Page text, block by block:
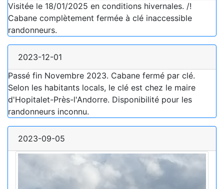
Visitée le 18/01/2025 en conditions hivernales. /!
Cabane complètement fermée à clé inaccessible
randonneurs.
2023-12-01
Passé fin Novembre 2023. Cabane fermé par clé.
Selon les habitants locals, le clé est chez le maire
d'Hopitalet-Près-l'Andorre. Disponibilité pour les
randonneurs inconnu.
2023-09-05